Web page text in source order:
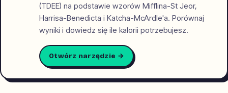
(TDEE) na podstawie wzorów Mifflina-St Jeor,
Harrisa-Benedicta i Katcha-McArdle'a. Porównaj
wyniki i dowiedz się ile kalorii potrzebujesz.
Otwórz narzędzie →